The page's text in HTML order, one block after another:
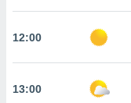
a
CONFIGURAÇÕES
12:00
13:00